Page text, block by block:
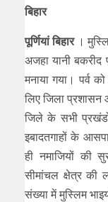
बिहार
पूर्णियां बिहार।
अजहा यानी बकरीद
मनाया गया। पर्व
लिए जिला प्रशासन
जिले के सभी
इबादतगाहों के
ही नमाजियों की
सीमांचल क्षेत्र की
संख्या में मुस्लिम